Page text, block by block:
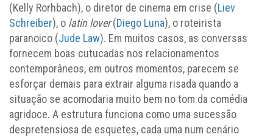
(Kelly Rorhbach), o diretor de cinema em crise (Liev
Schreiber), o latin lover(Diego Luna), o roteirista
paranoico (Jude Law). Em muitos casos, as conversas
fornecem boas cutucadas nos relacionamentos
contemporâneos, em outros momentos, parecem se
esforçar demais para extrair alguma risada quando a
situação se acomodaria muito bem no tom da comédia
agridoce. A estrutura funciona como uma sucessão
despretensiosa de esquetes, cada uma num cenário